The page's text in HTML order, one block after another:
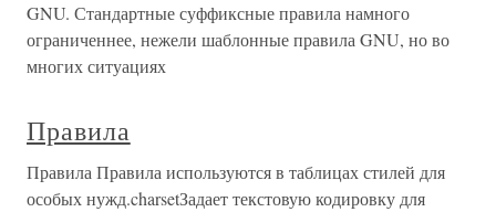
GNU. Стандартные суффиксные правила намного
ограниченнее, нежели шаблонные правила GNU, но во
многих ситуациях
Правила
Правила Правила используются в таблицах стилей для
особых нужд.charsetЗадает текстовую кодировку для